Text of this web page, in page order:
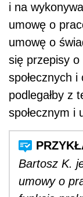
i na
umowę o
umowę o
się przepisy
społecznych
podlegałby z
społecznym i
Bartosz K.
umowy o